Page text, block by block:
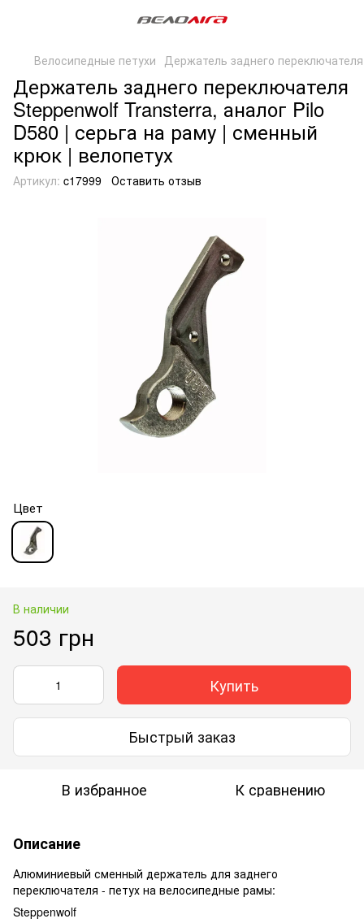
Велосипедные петухи Держатель заднего
Держатель заднего переключателя
Steppenwolf Transterra, аналог Pilo
D580 | серьга на раму | сменный
крюк | велопетух
Артикул: c17999 Оставить отзыв
Цвет
В наличии
503 грн
Купить
Быстрый заказ
В избранное К сравнению
Описание
Алюминиевый сменный держатель для заднего
переключателя - петух на велосипедные рамы:
Steppenwolf